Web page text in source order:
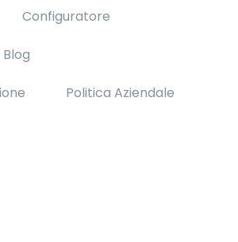
Configuratore
Blog
Politica Aziendale